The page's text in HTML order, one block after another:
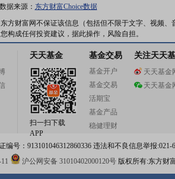
数据来源： 东方财富Choice数据
方财富网不保证该信息（包括但不限于文字、视频
构成任何投资建议，据此操作，风险自担。
天天基金
扫一扫下载
APP
基金交易
基金开户
基金交易
活期宝
基金产品
稳健理财
关注天天
天天基金
天天基金
号：913101046312860336 违法和不良信息举报:021-
沪公网安备 31010402000120号版权所有:东方财